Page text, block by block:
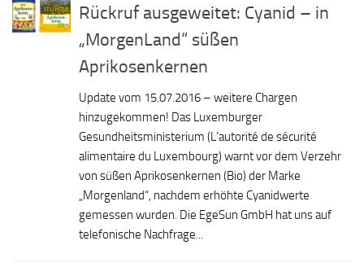
Rückruf ausgeweitet: Cyanid – in
„MorgenLand“ süßen
Aprikosenkernen
Update vom 15.07.2016 – weitere Chargen
hinzugekommen! Das Luxemburger
Gesundheitsministerium (L’autorité de sécurité
alimentaire du Luxembourg) warnt vor dem Verzehr
von süßen Aprikosenkernen (Bio) der Marke
„Morgenland“, nachdem erhöhte Cyanidwerte
gemessen wurden. Die EgeSun GmbH hat uns auf
telefonische Nachfrage...